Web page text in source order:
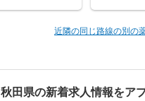
近隣の同じ路線の別の
秋田県の新着求人情報をア